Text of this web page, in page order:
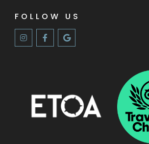
FOLLOW US